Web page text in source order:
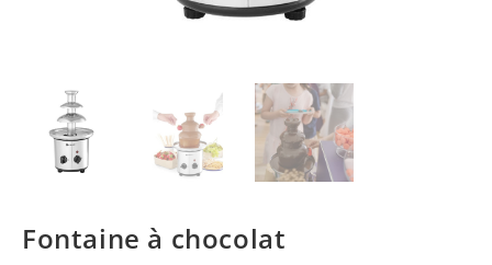
Fontaine à chocolat